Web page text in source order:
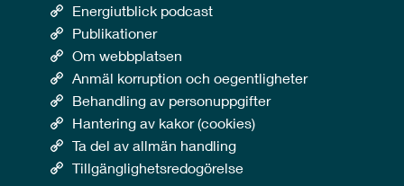
Energiutblick podcast
Publikationer
Om webbplatsen
Anmäl korruption och oegentligheter
Behandling av personuppgifter
Hantering av kakor (cookies)
Ta del av allmän handling
Tillgänglighetsredogörelse